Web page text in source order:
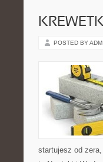
POSTED BY
startujesz od